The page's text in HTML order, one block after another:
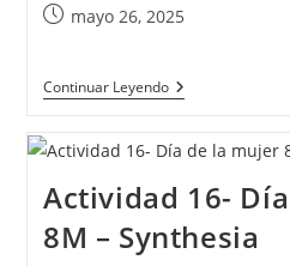
Publicación
entrada:
mayo 26, 2025
Continuar LeyendoActividad
17-
Responde
Actividad 16-
8M – Synthesia